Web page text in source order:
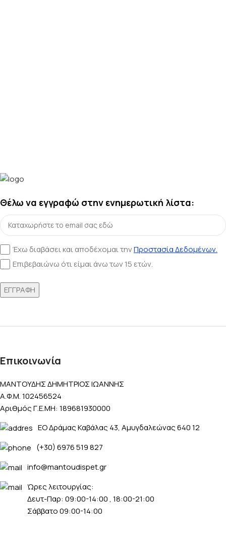
Θέλω να εγγραφώ στην ενημερωτική λίστα:
Έχω διαβάσει και αποδέχομαι τηνΠροστασία Δεδομένων.
Επιβεβαιώνω ότι είμαι άνω των 15 ετών.
Επικοινωνία
ΜΑΝΤΟΥΔΗΣ ΔΗΜΗΤΡΙΟΣ ΙΩΑΝΝΗΣ
Α.Φ.Μ. 102456524
Αριθμός Γ.Ε.ΜΗ: 189681930000
ΕΟ Δράμας Καβάλας 43, Αμυγδαλεώνας 640 12
(+30) 6976 519 827
info@mantoudispet.gr
Ώρες λειτουργίας:
Δευτ-Παρ: 09:00-14:00 , 18:00-21:00
Σάββατο 09:00-14:00